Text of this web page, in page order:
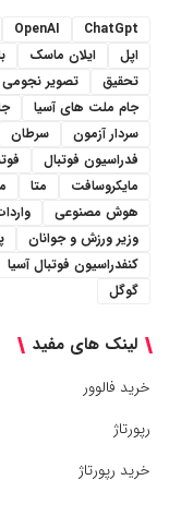
ChatGpt
OpenAI
اپل
ایلان ماسک
تحقیق
تصویر نجومی
جام ملت های آسیا
سردار آزمون
سرطان
فدراسیون فوتبال
مایکروسافت
متا
هوش مصنوعی
وزیر ورزش و جوانان
کنفدراسیون فوتبال آسیا
گوگل
لینک های مفید
خرید فالوور
رپورتاژ
خرید رپورتاژ